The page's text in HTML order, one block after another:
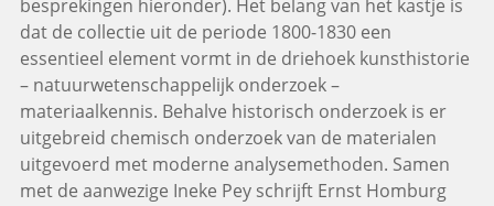
besprekingen hieronder). Het belang van het kastje is
dat de collectie uit de periode 1800-1830 een
essentieel element vormt in de driehoek kunsthistorie
– natuurwetenschappelijk onderzoek –
materiaalkennis. Behalve historisch onderzoek is er
uitgebreid chemisch onderzoek van de materialen
uitgevoerd met moderne analysemethoden. Samen
met de aanwezige Ineke Pey schrijft Ernst Homburg